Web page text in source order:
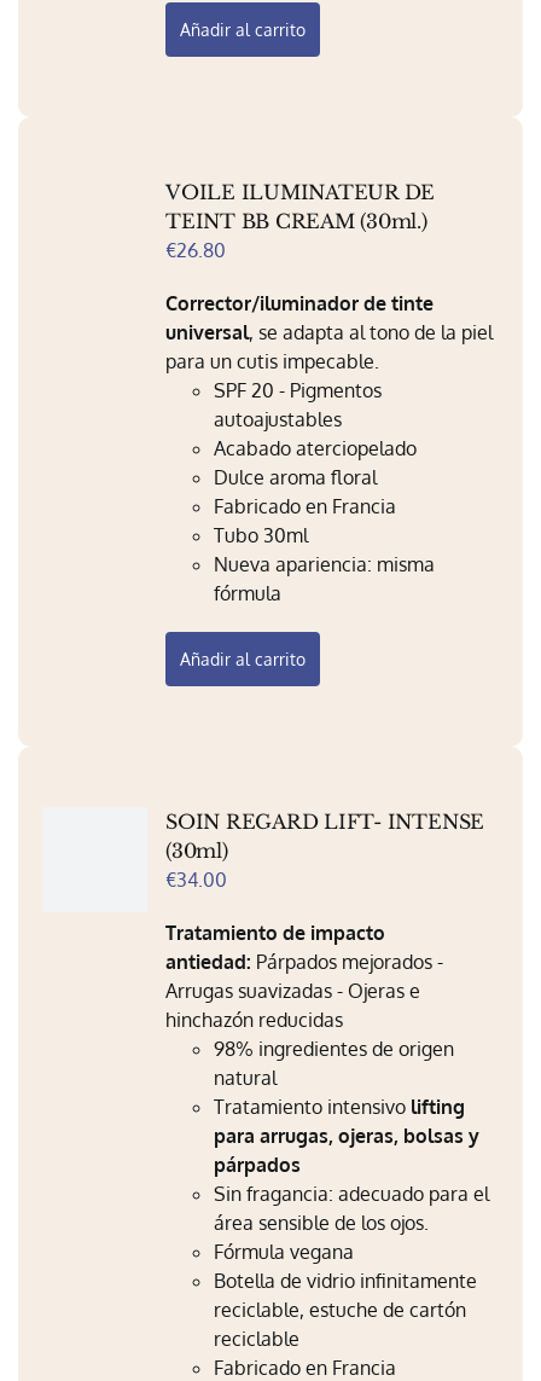
Añadir al carrito
VOILE ILUMINATEUR DE
TEINT BB CREAM (30ml.)
€26.80
Corrector/iluminador de tinte
universal, se adapta al tono de la piel
para un cutis impecable.
SPF 20 - Pigmentos
autoajustables
Acabado aterciopelado
Dulce aroma floral
Fabricado en Francia
Tubo 30ml
Nueva apariencia: misma
fórmula
Añadir al carrito
SOIN REGARD LIFT- INTENSE
(30ml)
€34.00
Tratamiento de impacto
antiedad: Párpados mejorados -
Arrugas suavizadas - Ojeras e
hinchazón reducidas
98% ingredientes de origen
natural
Tratamiento intensivo lifting
para arrugas, ojeras, bolsas y
párpados
Sin fragancia: adecuado para el
área sensible de los ojos.
Fórmula vegana
Botella de vidrio infinitamente
reciclable, estuche de cartón
reciclable
Fabricado en Francia